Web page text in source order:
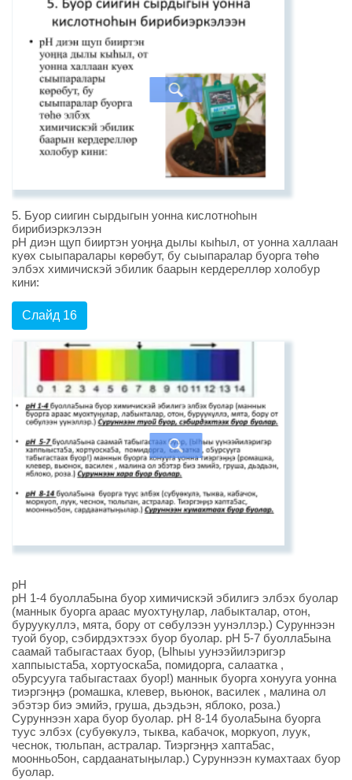
5. Буор сиигин сырдыгын уонна кислотноhын
бирибиэркэлээн
pH диэн щуп бииртэн уоӊӊа дылы кыhыл, от уонна халлаан
куөх сыыпаралары көрөбут, бу сыыпаралар буорга төhө
элбэх химичискэй эбилик баарын кердереллөр холобур
кини:
Слайд 16
рН
рН 1-4 буолла5ына буор химичискэй эбилигэ элбэх буолар
(маннык буорга араас муохтуӊулар, лабыкталар, отон,
буруукуллэ, мята, бору от сөбулээн уунэллэр.) Суруннээн
туой буор, сэбирдэхтээх буор буолар. рН 5-7 буолла5ына
саамай табыгастаах буор, (Ыhыы уунээйилэригэр
хаппыыста5а, хортуоска5а, помидорга, салаатка ,
о5урсууга табыгастаах буор!) маннык буорга хонууга уонна
тиэргэӊӊэ (ромашка, клевер, вьюнок, василек , малина ол
эбэтэр биэ эмийэ, груша, дьэдьэн, яблоко, роза.)
Суруннээн хара буор буолар. рН 8-14 буола5ына буорга
туус элбэх (субуөкулэ, тыква, кабачок, моркуоп, луук,
чеснок, тюльпан, астралар. Тиэргэӊӊэ хапта5ас,
моонньо5он, сардаанатыӊылар.) Суруннээн кумахтаах буор
буолар.